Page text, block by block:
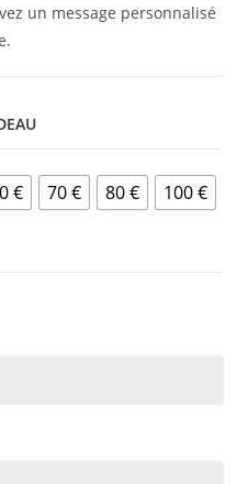
un message personnalisé
€ 70 € 80 €
100 €